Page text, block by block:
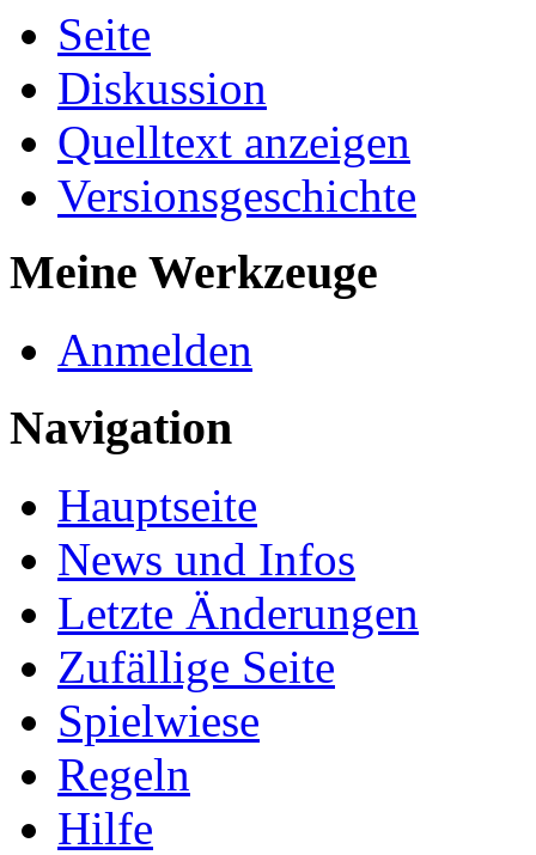
Seite
Diskussion
Quelltext anzeigen
Versionsgeschichte
Meine Werkzeuge
Anmelden
Navigation
Hauptseite
News und Infos
Letzte Änderungen
Zufällige Seite
Spielwiese
Regeln
Hilfe